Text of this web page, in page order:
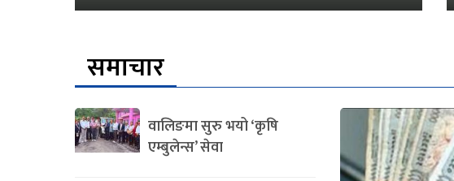
समाचार
वालिङमा सुरु भयो ‘कृषि
एम्बुलेन्स’ सेवा